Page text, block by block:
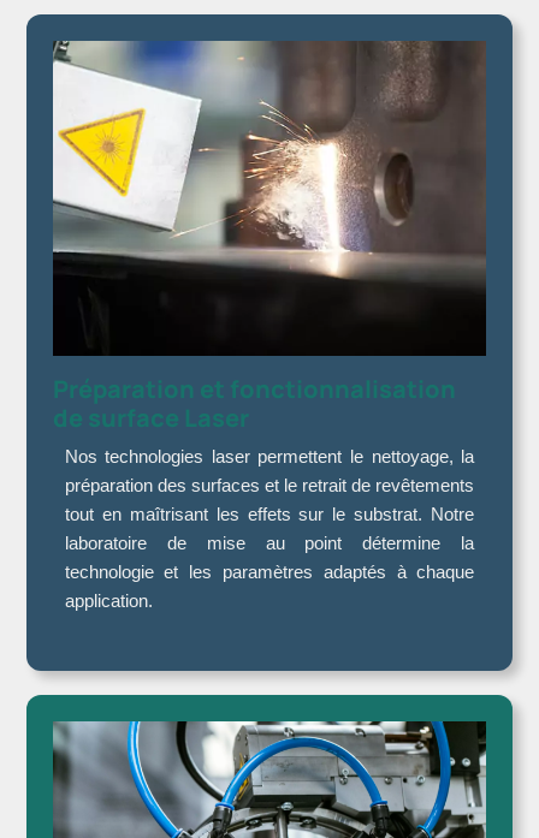
Préparation et fonctionnalisation
de surface Laser
Nos technologies laser permettent le nettoyage, la
préparation des surfaces et le retrait de revêtements
tout en maîtrisant les effets sur le substrat. Notre
laboratoire de mise au point détermine la
technologie et les paramètres adaptés à chaque
application.